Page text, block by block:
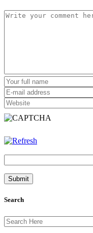
Search
Search
for: